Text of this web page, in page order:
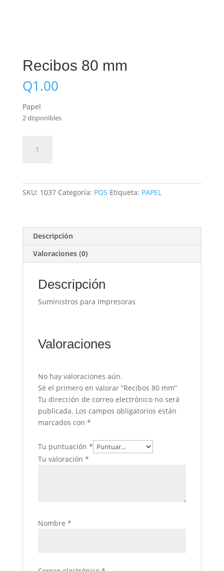
Recibos 80 mm
Q1.00
Papel
2 disponibles
SKU: 1037 Categoría: POS Etiqueta: PAPEL
Descripción
Valoraciones (0)
Descripción
Suministros para Impresoras
Valoraciones
No hay valoraciones aún.
Sé el primero en valorar “Recibos 80 mm”
Tu dirección de correo electrónico no será
publicada. Los campos obligatorios están
marcados con *
Tu puntuación *
Tu valoración *
Nombre *